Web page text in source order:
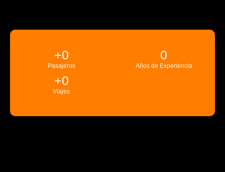
Pasajeros
+0
Años de Experiencia
0
Viajes
+0